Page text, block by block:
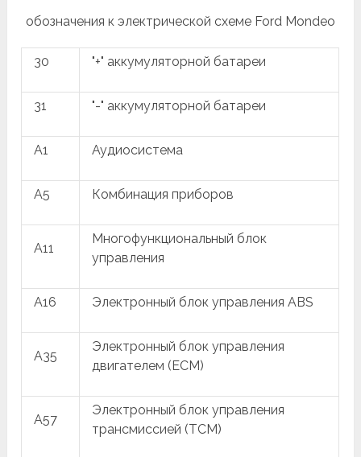
обозначения к электрической схеме Ford Mondeo
30 "+" аккумуляторной батареи
31 "-" аккумуляторной батареи
A1 Аудиосистема
A5 Комбинация приборов
A11
Многофункциональный блок
управления
A16 Электронный блок управления ABS
A35
Электронный блок управления
двигателем (ECM)
A57
Электронный блок управления
трансмиссией (TCM)